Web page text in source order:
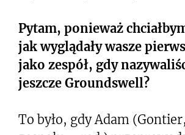
Pytam, ponieważ
jak wyglądały wasze
jako zespół, gdy
jeszcze Groundswell?
To było, gdy Adam